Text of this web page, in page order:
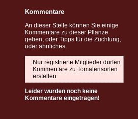
Kommentare
An dieser Stelle können Sie einige
Kommentare zu dieser Pflanze
geben, oder Tipps für die Züchtung,
oder ähnliches.
Nur registrierte Mitglieder dürfen
Kommentare zu Tomatensorten
erstellen.
Leider wurden noch keine
Kommentare eingetragen!